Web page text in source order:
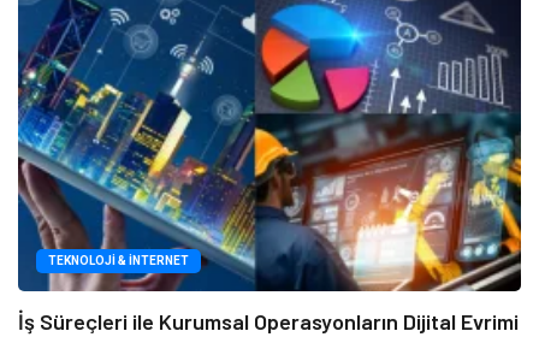
TEKNOLOJI & İNTERNET
İş Süreçleri ile Kurumsal Operasyonların Dijital Evrimi